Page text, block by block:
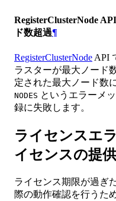
RegisterClusterNode
ド数超過¶
RegisterClusterNode API
ラスターが最大ノード
定された最大ノード数
NODES というエラーメ
録に失敗します。
ライセンスエ
イセンスの提
ライセンス期限が過ぎ
際の動作確認を行うた